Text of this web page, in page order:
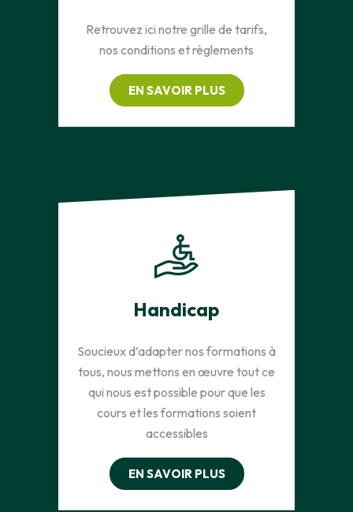
Retrouvez ici notre grille de tarifs,
nos conditions et règlements
EN SAVOIR PLUS
Handicap
Soucieux d’adapter nos formations à
tous, nous mettons en œuvre tout ce
qui nous est possible pour que les
cours et les formations soient
accessibles
EN SAVOIR PLUS